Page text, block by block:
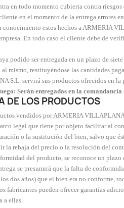
en todo momento cubierta contra
en el momento de la entrega errores
conocimiento estos hechos a ARMERIA
En todo caso el cliente debe de
podido ser entregada en un plazo de
mismo, restituyéndose las cantidades
S.L. servirá sus productos ofrecidos en la
Serán entregadas en la
DE LOS PRODUCTOS
vendidos por ARMERIA
legal que tiene por objeto facilitar al
o la sustitución del bien, salvo que
la rebaja del precio o la resolución del
del producto, se reconoce un
se presumirá que la falta de
dos años) que el bien era no conforme,
fabricantes pueden ofrecer garantías
a ellas.